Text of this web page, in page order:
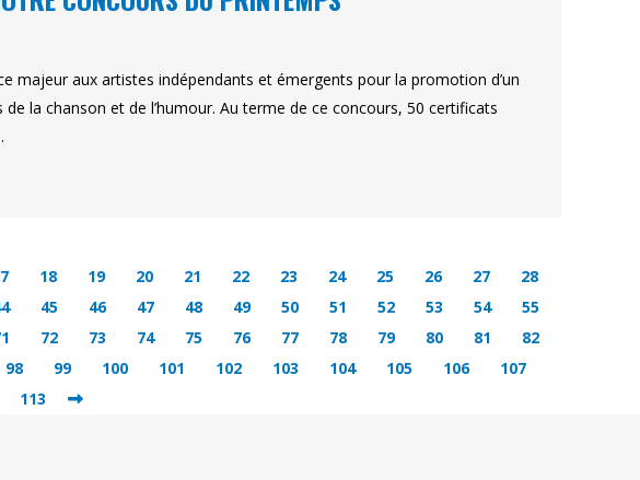
majeur aux artistes indépendants et émergents pour la promotion d’un
la chanson et de l’humour. Au terme de ce concours, 50 certificats
18 19 20 21 22 23 24 25 26 27
28
45 46 47 48 49 50 51 52 53 54
55
72 73 74 75 76 77 78 79 80 81
82
98 99 100 101 102 103 104 105 106
107
113